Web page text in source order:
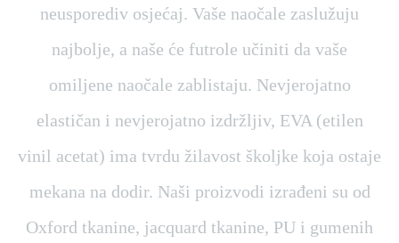
neusporediv osjećaj. Vaše naočale zaslužuju
najbolje, a naše će futrole učiniti da vaše
omiljene naočale zablistaju. Nevjerojatno
elastičan i nevjerojatno izdržljiv, EVA (etilen
vinil acetat) ima tvrdu žilavost školjke koja ostaje
mekana na dodir. Naši proizvodi izrađeni su od
Oxford tkanine, jacquard tkanine, PU i gumenih